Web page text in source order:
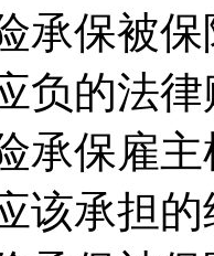
承保被
负的法
承保雇
该承担